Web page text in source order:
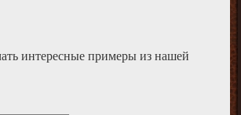
интересные примеры из нашей